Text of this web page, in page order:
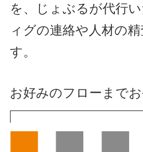
を、じょぶるが代行
ィグの連絡や人材の
す。
お好みのフローまで